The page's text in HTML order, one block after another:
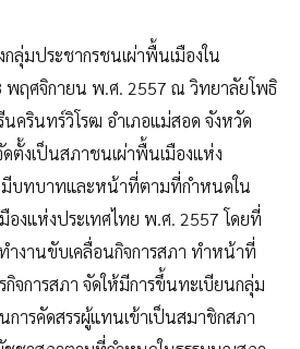
ลุ่มประชากรชนเผ่าพื้นเมืองใน
พฤศจิกายน พ.ศ. 2557 ณ วิทยาลัยโพธิ
ครินทร์วิโรฒ อำเภอแม่สอด จังหวัด
ตั้งเป็นสภาชนเผ่าพื้นเมืองแห่ง
มีบทบาทและหน้าที่ตามที่กำหนดใน
งแห่งประเทศไทย พ.ศ. 2557 โดยที่
งานขับเคลื่อนกิจการสภา ทำหน้าที่
จการสภา จัดให้มีการขึ้นทะเบียนกลุ่ม
การคัดสรรผู้แทนเข้าเป็นสมาชิกสภา